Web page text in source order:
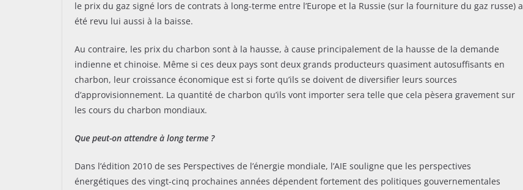
le prix du gaz signé lors de contrats à long-terme entre l’Europe et la Russie (sur la fourniture du gaz russe) a
été revu lui aussi à la baisse.
Au contraire, les prix du charbon sont à la hausse, à cause principalement de la hausse de la demande
indienne et chinoise. Même si ces deux pays sont deux grands producteurs quasiment autosuffisants en
charbon, leur croissance économique est si forte qu’ils se doivent de diversifier leurs sources
d’approvisionnement. La quantité de charbon qu’ils vont importer sera telle que cela pèsera gravement sur
les cours du charbon mondiaux.
Que peut-on attendre à long terme ?
Dans l’édition 2010 de ses Perspectives de l’énergie mondiale, l’AIE souligne que les perspectives
énergétiques des vingt-cinq prochaines années dépendent fortement des politiques gouvernementales